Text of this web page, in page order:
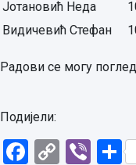
Јотановић Неда
Видичевић Стефан
Радови се могу
Подијели:
Facebook
CopyViber